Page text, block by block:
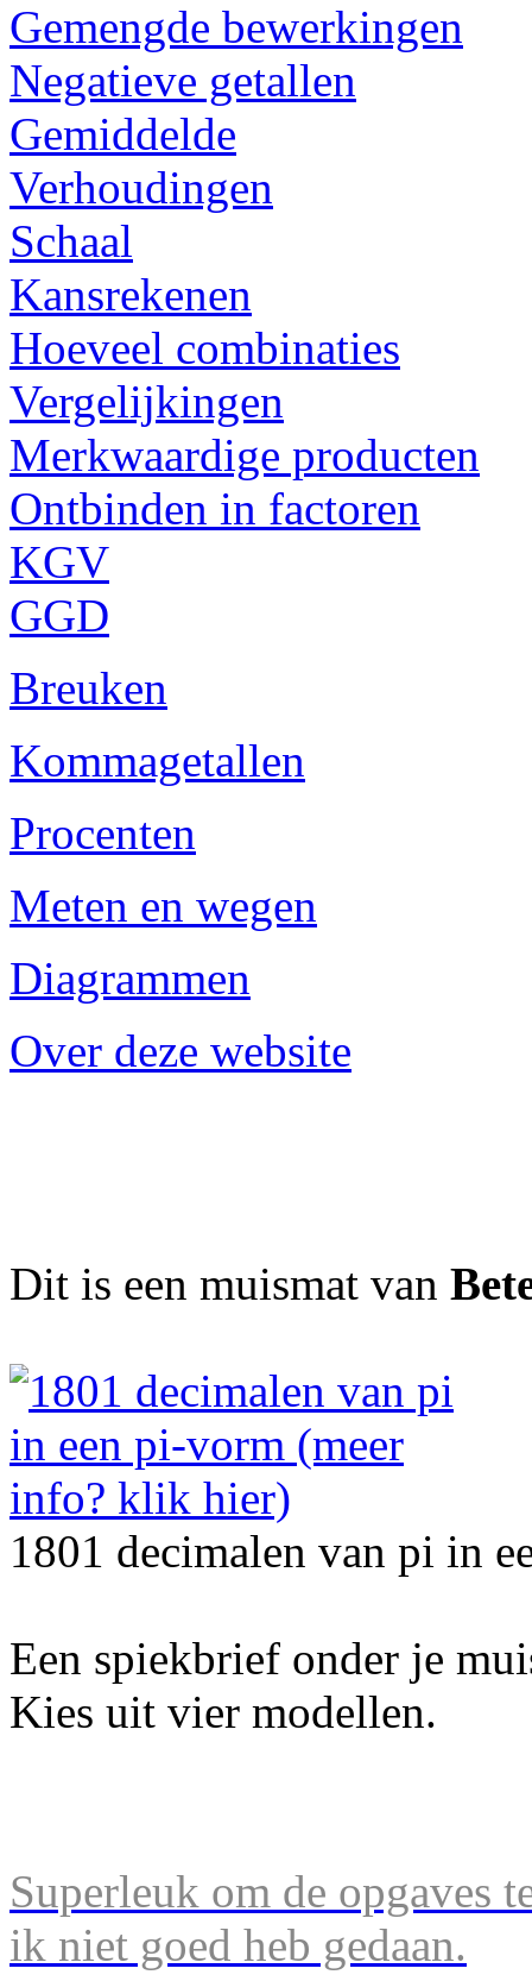
Gemengde bewerkingen
Negatieve getallen
Gemiddelde
Verhoudingen
Schaal
Kansrekenen
Hoeveel combinaties
Vergelijkingen
Merkwaardige producten
Ontbinden in factoren
KGV
GGD
Breuken
Kommagetallen
Procenten
Meten en wegen
Diagrammen
Over deze website
Dit is een muismat van
1801 decimalen van pi in
Een spiekbrief onder je
Kies uit vier modellen.
Superleuk om de opgaves
ik niet goed heb gedaan.